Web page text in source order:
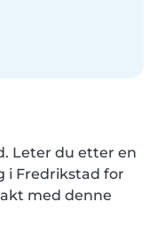
Leter du etter en
i Fredrikstad for
med denne